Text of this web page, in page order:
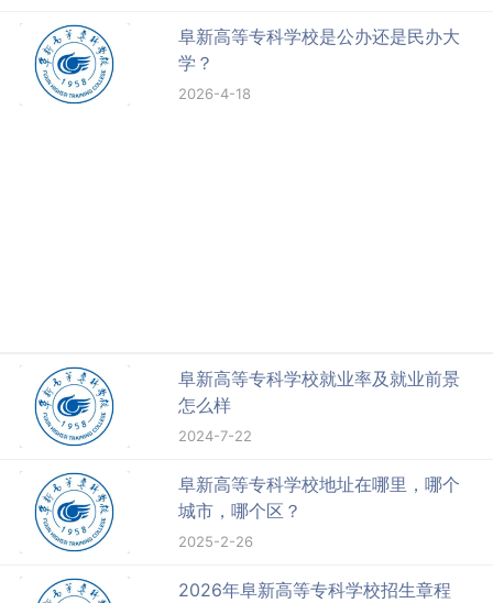
阜新高等专科学校是公办还是民办大
学？
2026-4-18
阜新高等专科学校就业率及就业前景
怎么样
2024-7-22
阜新高等专科学校地址在哪里，哪个
城市，哪个区？
2025-2-26
2026年阜新高等专科学校招生章程